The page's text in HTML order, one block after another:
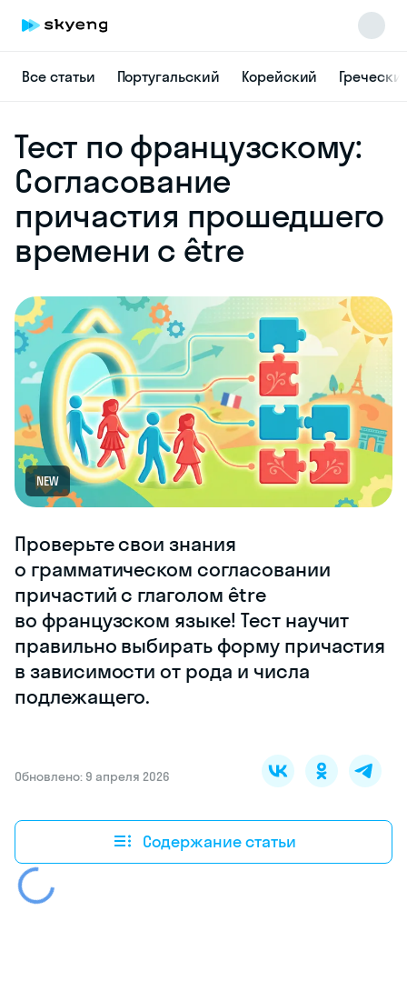
Все статьи Португальский Корейский
Тест по французскому:
Согласование
причастия прошедшего
времени с être
NEW
Проверьте свои знания
о грамматическом согласовании
причастий с глаголом être
во французском языке! Тест научит
правильно выбирать форму причастия
в зависимости от рода и числа
подлежащего.
Обновлено: 9 апреля 2026
Содержание статьи
online